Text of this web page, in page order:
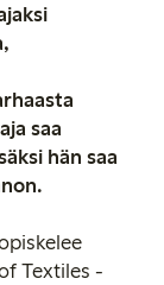
saa
hän saa
Textiles -